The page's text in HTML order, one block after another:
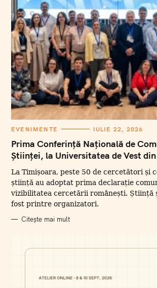
C
T
E
G
O
R
I
I
EVENIMENTE IULIE 22, 2026
Prima Conferință Națională de
Științei, la Universitatea de Vest
La Timișoara, peste 50 de cercetători și
știință au adoptat prima declarație
vizibilitatea cercetării românești. Știință
fost printre organizatori.
Citește mai mult